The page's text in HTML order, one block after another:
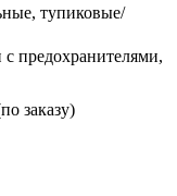
тупиковые/
предохранителями,
заказу)